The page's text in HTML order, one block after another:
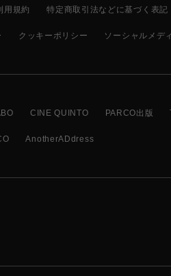
用規約 特定商取引法などに基づく表記
クッキーポリシー ソーシャルメデ
CINE QUINTO PARCO出版
AnotherADdress